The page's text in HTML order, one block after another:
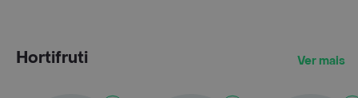
Hortifruti Ver mais